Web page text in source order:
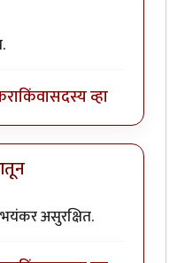
किंवासदस्य व्हा
असुरक्षित.